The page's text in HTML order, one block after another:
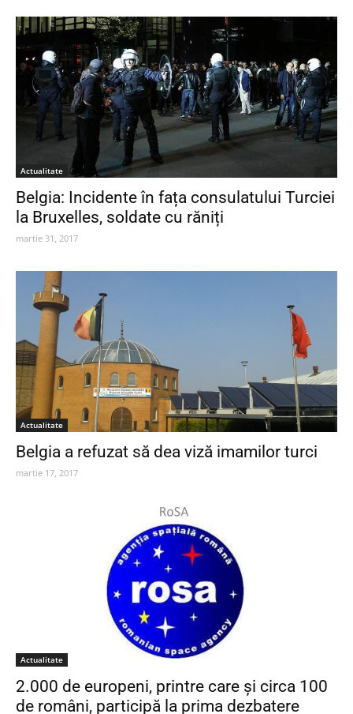
Actualitate
Belgia: Incidente în fața consulatului Turciei
la Bruxelles, soldate cu răniți
martie 31, 2017
Actualitate
Belgia a refuzat să dea viză imamilor turci
martie 17, 2017
Actualitate
2.000 de europeni, printre care și circa 100
de români, participă la prima dezbatere